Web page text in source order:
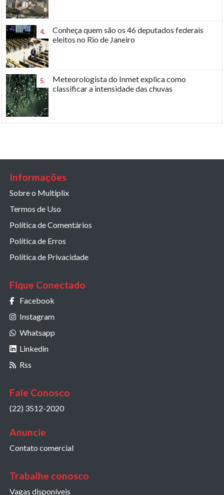
4.
Conheça quem são os 46 deputados federais
eleitos no Rio de Janeiro
5.
Meteorologista do Inmet explica como
classificar a intensidade das chuvas
Informações
Sobre o Multiplix
Termos de Uso
Política de Comentários
Política de Erros
Política de Privacidade
Fique Conectado
Facebook
Instagram
Whatsapp
Linkedin
Rss
Fale Conosco
(22) 3512-2020
Anuncie
Contato comercial
Trabalhe conosco
Vagas disponíveis